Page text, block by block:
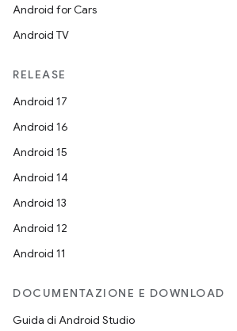
Android for Cars
Android TV
RELEASE
Android 17
Android 16
Android 15
Android 14
Android 13
Android 12
Android 11
DOCUMENTAZIONE E DOWNLOAD
Guida di Android Studio